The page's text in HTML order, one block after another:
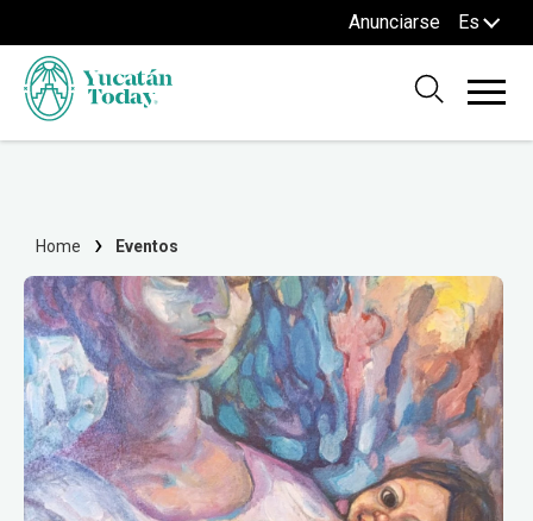
Anunciarse Es
Home Eventos